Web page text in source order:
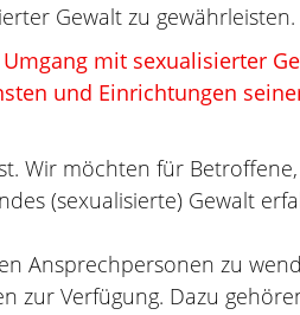
Gewalt zu gewährleisten.
mit sexualisierter
und Einrichtungen
Wir möchten für
(sexualisierte) Gewalt
Ansprechpersonen zu
zur Verfügung. Dazu